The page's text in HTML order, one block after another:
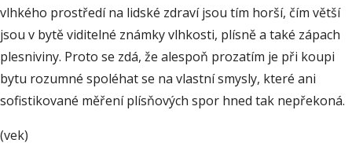
vlhkého prostředí na lidské zdraví jsou tím horší, čím větší
jsou v bytě viditelné známky vlhkosti, plísně a také zápach
plesniviny. Proto se zdá, že alespoň prozatím je při koupi
bytu rozumné spoléhat se na vlastní smysly, které ani
sofistikované měření plísňových spor hned tak nepřekoná.
(vek)